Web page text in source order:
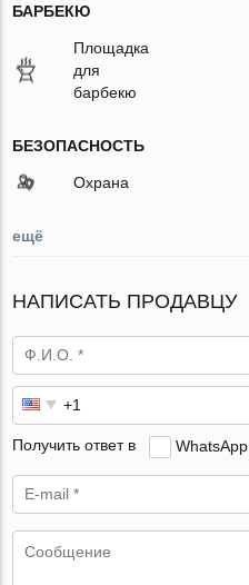
БАРБЕКЮ
Площадка
для
барбекю
БЕЗОПАСНОСТЬ
Охрана
ещё
НАПИСАТЬ ПРОДАВЦУ
Получить ответ в WhatsApp